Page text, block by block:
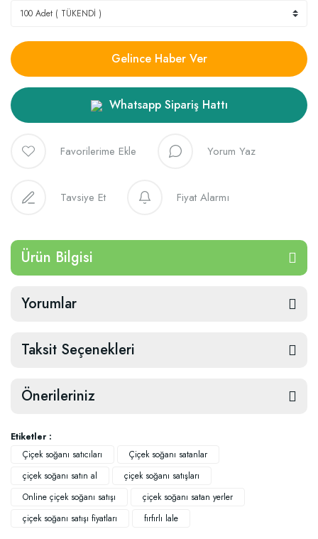
Gelince Haber Ver
Whatsapp Sipariş Hattı
Yorum Yaz
Tavsiye Et Fiyat Alarmı
Ürün Bilgisi
Yorumlar
Taksit Seçenekleri
Önerileriniz
Etiketler :
Çiçek soğanı satıcıları
Çiçek soğanı satanlar
çiçek soğanı satın al
çiçek soğanı satışları
Online çiçek soğanı satışı
çiçek soğanı satan yerler
çiçek soğanı satışı fiyatları
fırfırlı lale